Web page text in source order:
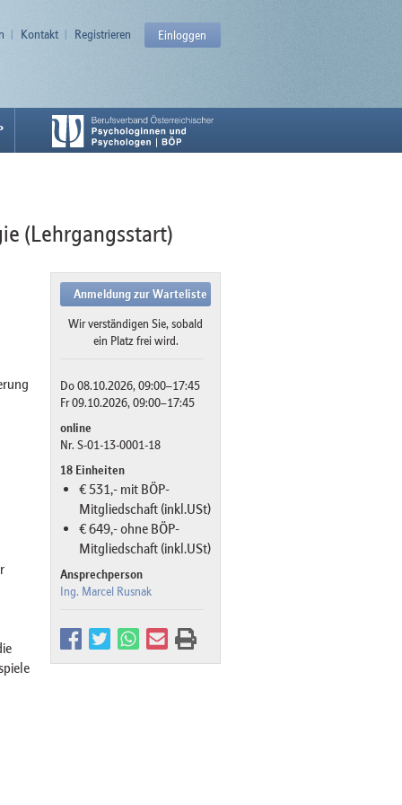
Kontakt Registrieren Einloggen
(Lehrgangsstart)
Anmeldung zur Warteliste
Wir verständigen Sie, sobald
ein Platz frei wird.
Do 08.10.2026, 09:00–17:45
Fr 09.10.2026, 09:00–17:45
online
Nr. S-01-13-0001-18
18 Einheiten
€ 531,- mit BÖP-
Mitgliedschaft (inkl.USt)
€ 649,- ohne BÖP-
Mitgliedschaft (inkl.USt)
Ansprechperson
Ing. Marcel Rusnak